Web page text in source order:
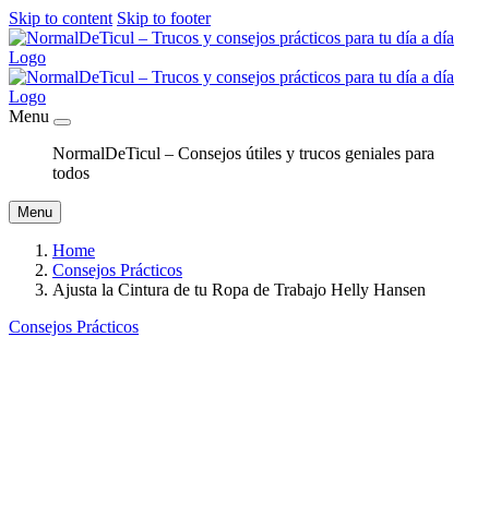
Skip to content Skip to footer
Menu
NormalDeTicul – Consejos útiles y trucos geniales para
todos
Menu
Home
Consejos Prácticos
Ajusta la Cintura de tu Ropa de Trabajo Helly Hansen
Consejos Prácticos